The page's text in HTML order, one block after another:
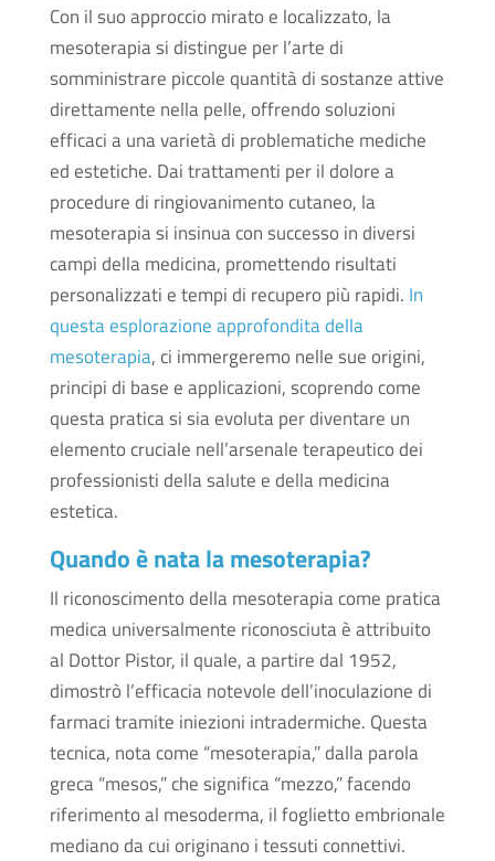
Con il suo approccio mirato e localizzato, la
mesoterapia si distingue per l’arte di
somministrare piccole quantità di sostanze attive
direttamente nella pelle, offrendo soluzioni
efficaci a una varietà di problematiche mediche
ed estetiche. Dai trattamenti per il dolore a
procedure di ringiovanimento cutaneo, la
mesoterapia si insinua con successo in diversi
campi della medicina, promettendo risultati
personalizzati e tempi di recupero più rapidi. In
questa esplorazione approfondita della
mesoterapia, ci immergeremo nelle sue origini,
principi di base e applicazioni, scoprendo come
questa pratica si sia evoluta per diventare un
elemento cruciale nell’arsenale terapeutico dei
professionisti della salute e della medicina
estetica.
Quando è nata la mesoterapia?
Il riconoscimento della mesoterapia come pratica
medica universalmente riconosciuta è attribuito
al Dottor Pistor, il quale, a partire dal 1952,
dimostrò l’efficacia notevole dell’inoculazione di
farmaci tramite iniezioni intradermiche. Questa
tecnica, nota come “mesoterapia,” dalla parola
greca “mesos,” che significa “mezzo,” facendo
riferimento al mesoderma, il foglietto embrionale
mediano da cui originano i tessuti connettivi.